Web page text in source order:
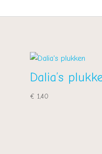
Dalia’s
€1,40